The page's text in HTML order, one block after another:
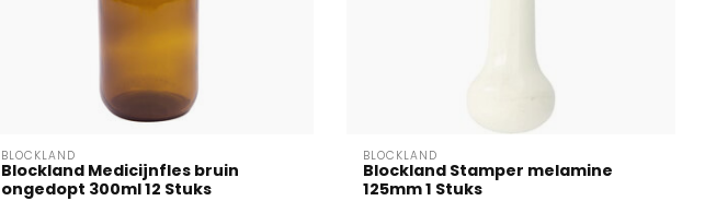
BLOCKLAND
Blockland Medicijnfles bruin
ongedopt 300ml 12 Stuks
BLOCKLAND
Blockland Stamper melamine
125mm 1 Stuks